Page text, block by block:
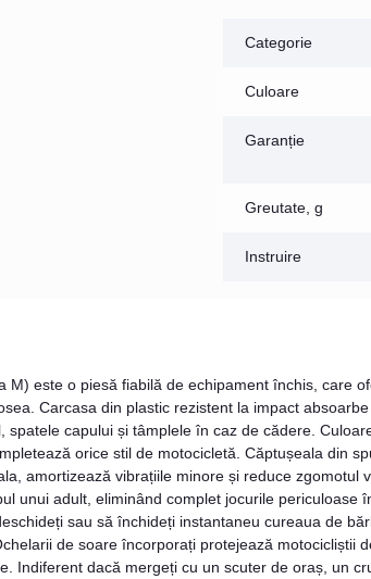
Categorie
Culoare
Garanție
Greutate, g
Instruire
este o piesă fiabilă de echipament închis, care
Carcasa din plastic rezistent la impact
capului și tâmplele în caz de cădere.
orice stil de motocicletă. Căptușeala din
amortizează vibrațiile minore și reduce zgomotul
unui adult, eliminând complet jocurile periculoase
sau să închideți instantaneu cureaua de
de soare încorporați protejează motocicliștii
Indiferent dacă mergeți cu un scuter de oraș, un